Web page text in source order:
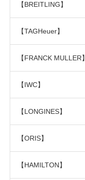
【BREITLING】
【TAGHeuer】
【FRANCK MULLER】
【IWC】
【LONGINES】
【ORIS】
【HAMILTON】